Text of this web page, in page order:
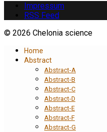
Impressum
RSS Feed
© 2026 Chelonia science
Home
Abstract
Abstract-A
Abstract-B
Abstract-C
Abstract-D
Abstract-E
Abstract-F
Abstract-G